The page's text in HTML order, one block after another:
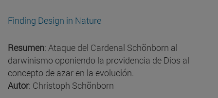
Finding Design in Nature
Resumen: Ataque del Cardenal Schönborn al
darwinismo oponiendo la providencia de Dios al
concepto de azar en la evolución.
Autor: Christoph Schönborn